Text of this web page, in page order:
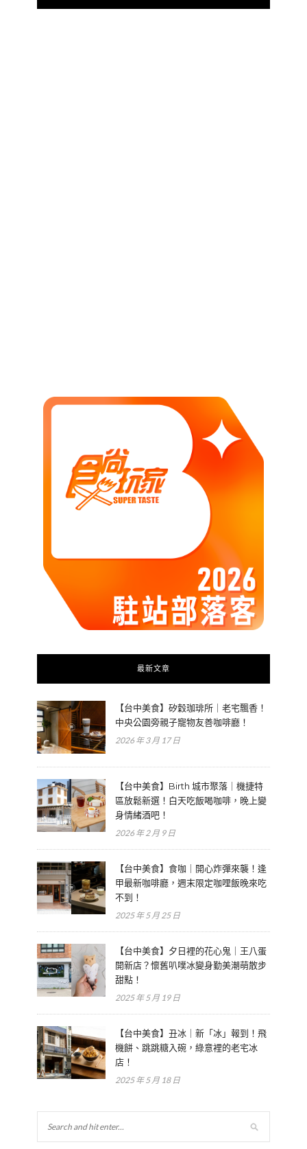
最新文章
【台中美食】矽穀珈琲所｜老宅飄香！
中央公園旁親子寵物友善咖啡廳！
2026 年 3 月 17 日
【台中美食】Birth 城市聚落｜機捷特
區放鬆新選！白天吃飯喝咖啡，晚上變
身情緒酒吧！
2026 年 2 月 9 日
【台中美食】食咖｜開心炸彈來襲！逢
甲最新咖啡廳，週末限定咖哩飯晚來吃
不到！
2025 年 5 月 25 日
【台中美食】夕日裡的花心鬼｜王八蛋
開新店？懷舊叭噗冰變身勤美潮萌散步
甜點！
2025 年 5 月 19 日
【台中美食】丑冰｜新「冰」報到！飛
機餅、跳跳糖入碗，綠意裡的老宅冰
店！
2025 年 5 月 18 日